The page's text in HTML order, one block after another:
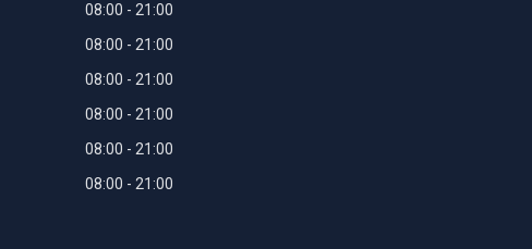
08:00
21:00
08:00
21:00
08:00
21:00
08:00
21:00
08:00
21:00
08:00 21:00